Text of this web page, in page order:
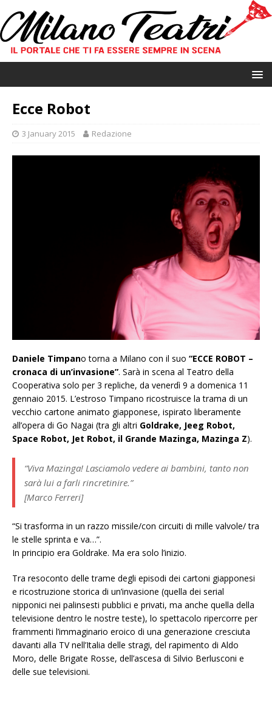
Ecce Robot
3 January 2015 Redazione
Daniele Timpano torna a Milano con il suo “ECCE ROBOT –
cronaca di un’invasione”. Sarà in scena al Teatro della
Cooperativa solo per 3 repliche, da venerdì 9 a domenica 11
gennaio 2015. L’estroso Timpano ricostruisce la trama di un
vecchio cartone animato giapponese, ispirato liberamente
all’opera di Go Nagai (tra gli altri Goldrake, Jeeg Robot,
Space Robot, Jet Robot, il Grande Mazinga, Mazinga Z).
“Viva Mazinga! Lasciamolo vedere ai bambini, tanto non
sarà lui a farli rincretinire.”
[Marco Ferreri]
“Si trasforma in un razzo missile/con circuiti di mille valvole/ tra
le stelle sprinta e va…”.
In principio era Goldrake. Ma era solo l’inizio.
Tra resoconto delle trame degli episodi dei cartoni giapponesi
e ricostruzione storica di un’invasione (quella dei serial
nipponici nei palinsesti pubblici e privati, ma anche quella della
televisione dentro le nostre teste), lo spettacolo ripercorre per
frammenti l’immaginario eroico di una generazione cresciuta
davanti alla TV nell’Italia delle stragi, del rapimento di Aldo
Moro, delle Brigate Rosse, dell’ascesa di Silvio Berlusconi e
delle sue televisioni.